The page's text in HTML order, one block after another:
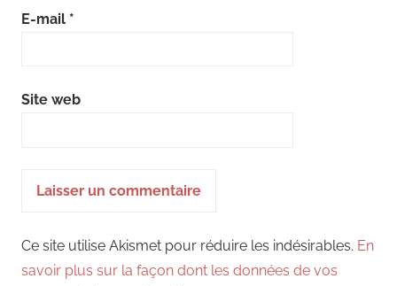
E-mail *
Site web
Ce site utilise Akismet pour réduire les indésirables. En
savoir plus sur la façon dont les données de vos